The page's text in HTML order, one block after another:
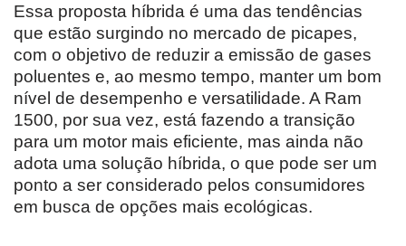
Essa proposta híbrida é uma das tendências
que estão surgindo no mercado de picapes,
com o objetivo de reduzir a emissão de gases
poluentes e, ao mesmo tempo, manter um bom
nível de desempenho e versatilidade. A Ram
1500, por sua vez, está fazendo a transição
para um motor mais eficiente, mas ainda não
adota uma solução híbrida, o que pode ser um
ponto a ser considerado pelos consumidores
em busca de opções mais ecológicas.